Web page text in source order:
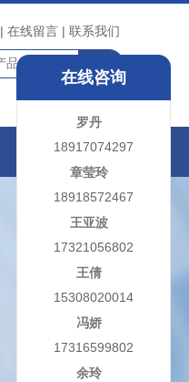
| 在线留言 | 联系我们
联系我们
在线咨询
罗丹
18917074297
章莹玲
18918572467
王亚波
17321056802
王倩
15308020014
冯娇
17316599802
余玲